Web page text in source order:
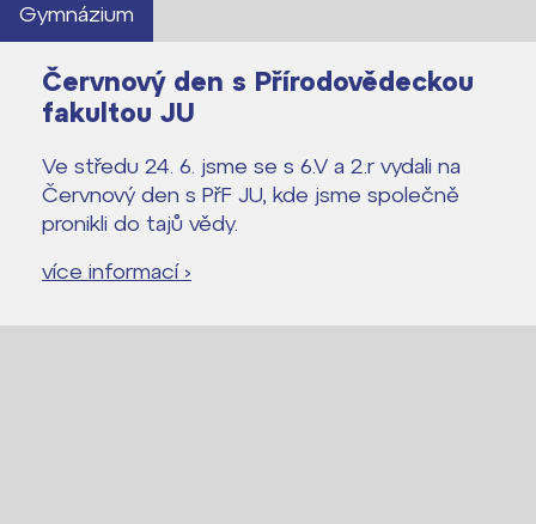
Gymnázium
Červnový den s Přírodovědeckou
fakultou JU
Ve středu 24. 6. jsme se s 6.V a 2.r vydali na
Červnový den s PřF JU, kde jsme společně
pronikli do tajů vědy.
více informací ›